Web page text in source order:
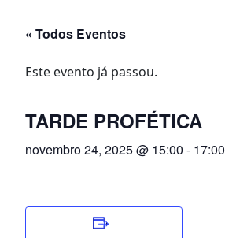
« Todos Eventos
Este evento já passou.
TARDE PROFÉTICA
novembro 24, 2025 @ 15:00 - 17:00